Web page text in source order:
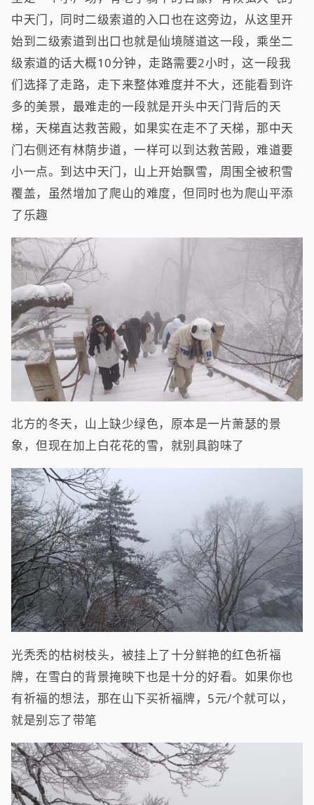
中天门，同时二级索道的入口也在这旁边，从这里开
始到二级索道到出口也就是仙境隧道这一段，乘坐二
级索道的话大概10分钟，走路需要2小时，这一段我
们选择了走路，走下来整体难度并不大，还能看到许
多的美景，最难走的一段就是开头中天门背后的天
梯，天梯直达救苦殿，如果实在走不了天梯，那中天
门右侧还有林荫步道，一样可以到达救苦殿，难道要
小一点。到达中天门，山上开始飘雪，周围全被积雪
覆盖，虽然增加了爬山的难度，但同时也为爬山平添
了乐趣
北方的冬天，山上缺少绿色，原本是一片萧瑟的景
象，但现在加上白花花的雪，就别具韵味了
光秃秃的枯树枝头，被挂上了十分鲜艳的红色祈福
牌，在雪白的背景掩映下也是十分的好看。如果你也
有祈福的想法，那在山下买祈福牌，5元/个就可以，
就是别忘了带笔